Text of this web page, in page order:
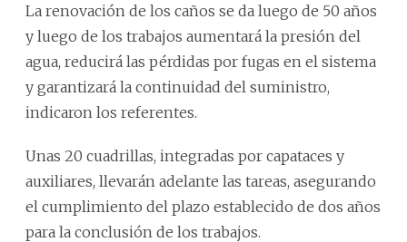
La renovación de los caños se da luego de 50 años
y luego de los trabajos aumentará la presión del
agua, reducirá las pérdidas por fugas en el sistema
y garantizará la continuidad del suministro,
indicaron los referentes.
Unas 20 cuadrillas, integradas por capataces y
auxiliares, llevarán adelante las tareas, asegurando
el cumplimiento del plazo establecido de dos años
para la conclusión de los trabajos.